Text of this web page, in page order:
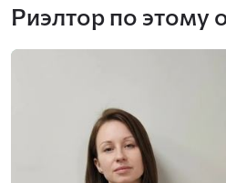
Риэлтор по этому